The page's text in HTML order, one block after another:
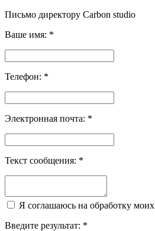
Письмо директору Carbon studio
Ваше имя: *
Телефон: *
Электронная почта: *
Текст сообщения: *
Я соглашаюсь на обработку моих
Введите результат: *